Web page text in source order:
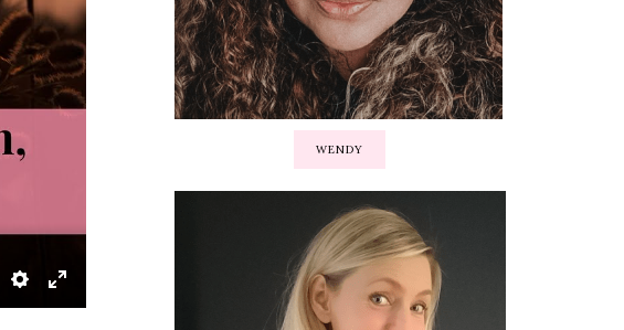
Settings
Enter
WENDY